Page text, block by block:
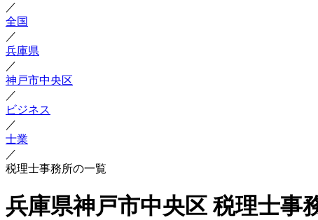
／
全国
／
兵庫県
／
神戸市中央区
／
ビジネス
／
士業
／
税理士事務所の一覧
兵庫県神戸市中央区 税理士事